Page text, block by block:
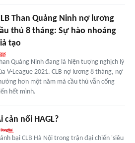
Than Quảng Ninh nợ lương
thủ 8 tháng: Sự hào nhoáng
tạo
Quảng Ninh đang là hiện tượng nghịch lý
V-League 2021. CLB nợ lương 8 tháng, nợ
hơn một năm mà cầu thủ vẫn cống
hết mình.
cản nổi HAGL?
bại CLB Hà Nội trong trận đại chiến 'siêu